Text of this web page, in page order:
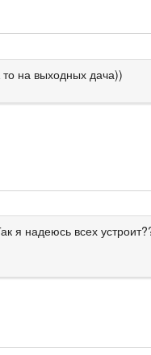
на выходных дача))
я надеюсь всех